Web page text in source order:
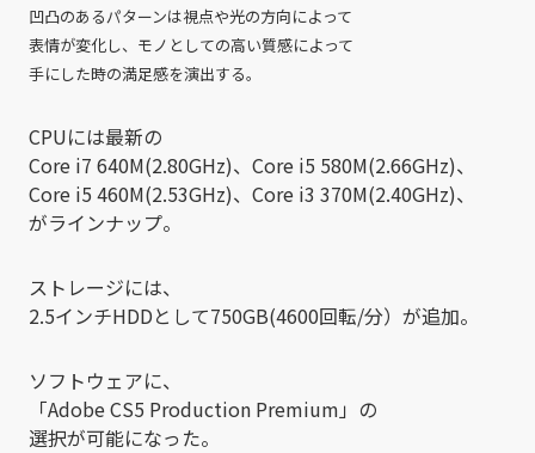
凹凸のあるパターンは視点や光の方向によって
表情が変化し、モノとしての高い質感によって
手にした時の満足感を演出する。
CPUには最新の
Core i7 640M(2.80GHz)、Core i5 580M(2.66GHz)、
Core i5 460M(2.53GHz)、Core i3 370M(2.40GHz)、
がラインナップ。
ストレージには、
2.5インチHDDとして750GB(4600回転/分）が追加。
ソフトウェアに、
「Adobe CS5 Production Premium」の
選択が可能になった。